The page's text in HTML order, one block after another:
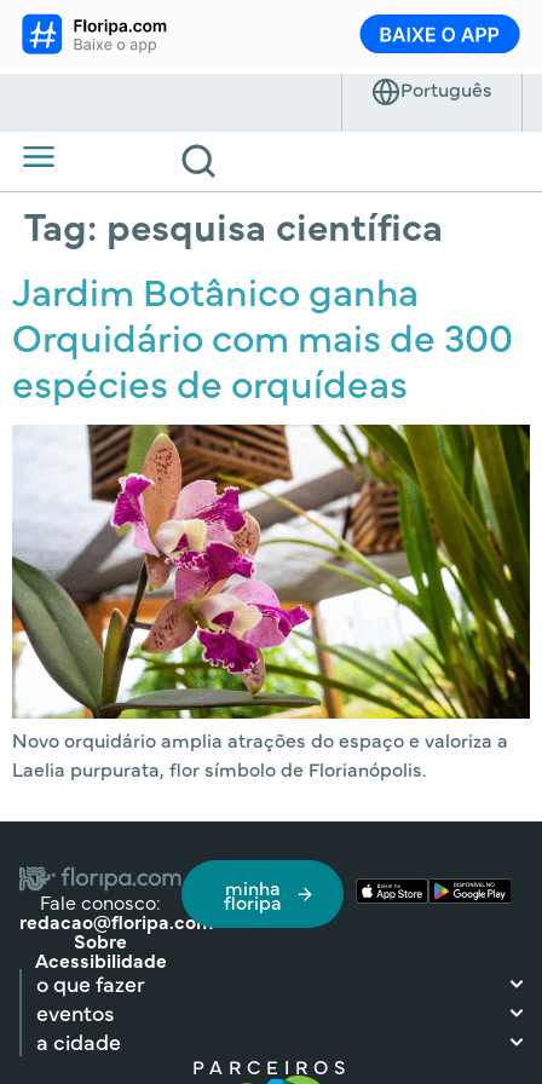
Tag: pesquisa científica
Jardim Botânico ganha
Orquidário com mais de 300
espécies de orquídeas
Novo orquidário amplia atrações do espaço e valoriza a
Laelia purpurata, flor símbolo de Florianópolis.
Fale conosco:
redacao@floripa.com
Sobre
Acessibilidade
minha
floripa
o que fazer
eventos
a cidade
PARCEIROS